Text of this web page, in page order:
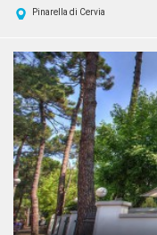
Pinarella di Cervia